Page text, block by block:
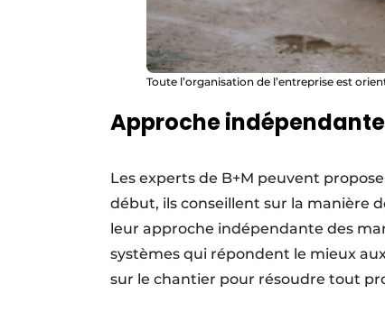
Toute l’organisation de l’entreprise est
Approche
Les experts de B+M peuvent
début, ils conseillent sur la manière
leur approche indépendante des
systèmes qui répondent le mieux
sur le chantier pour résoudre tout